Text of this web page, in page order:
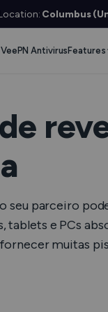
Columbus
Fire TV
Router
VeePN Antivirus Features
No
Extra
seu parceiro
tablets e PCs
muitas